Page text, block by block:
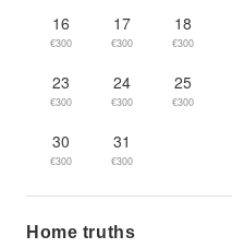
16
€300
17
€300
18
€300
23
€300
24
€300
25
€300
30
€300
31
€300
Home truths